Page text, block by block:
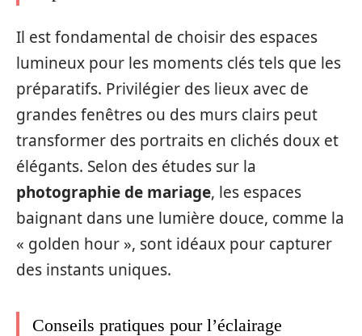
Il est fondamental de choisir des espaces
lumineux pour les moments clés tels que les
préparatifs. Privilégier des lieux avec de
grandes fenêtres ou des murs clairs peut
transformer des portraits en clichés doux et
élégants. Selon des études sur la
photographie de mariage, les espaces
baignant dans une lumière douce, comme la
« golden hour », sont idéaux pour capturer
des instants uniques.
Conseils pratiques pour l’éclairage